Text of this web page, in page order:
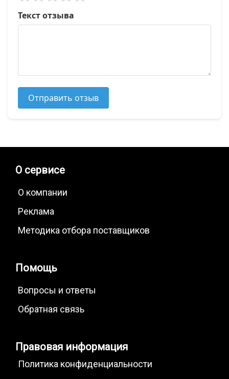
Текст отзыва
Отправить отзыв
О сервисе
О компании
Реклама
Методика отбора поставщиков
Помощь
Вопросы и ответы
Обратная связь
Правовая информация
Политика конфиденциальности